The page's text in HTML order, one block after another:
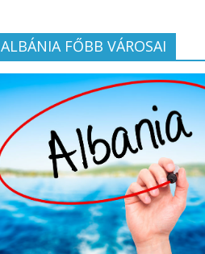
ALBÁNIA FŐBB VÁROSAI